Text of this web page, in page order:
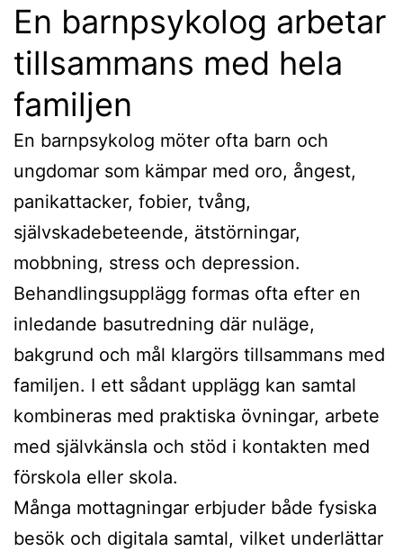
En barnpsykolog arbetar
tillsammans med hela
familjen
En barnpsykolog möter ofta barn och
ungdomar som kämpar med oro, ångest,
panikattacker, fobier, tvång,
självskadebeteende, ätstörningar,
mobbning, stress och depression.
Behandlingsupplägg formas ofta efter en
inledande basutredning där nuläge,
bakgrund och mål klargörs tillsammans med
familjen. I ett sådant upplägg kan samtal
kombineras med praktiska övningar, arbete
med självkänsla och stöd i kontakten med
förskola eller skola.
Många mottagningar erbjuder både fysiska
besök och digitala samtal, vilket underlättar